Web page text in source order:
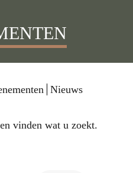
Nieuws
vinden wat u zoekt.